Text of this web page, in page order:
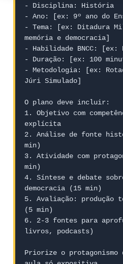
- Disciplina: História
- Ano: [ex: 9º ano do
- Tema: [ex: Ditadura
memória e democracia]
- Habilidade BNCC: [ex:
- Duração: [ex: 100
- Metodologia: [ex:
Júri Simulado]
O plano deve incluir:
1. Objetivo com
explícita
2. Análise de fonte
min)
3. Atividade com
min)
4. Síntese e debate
democracia (15 min)
5. Avaliação:
(5 min)
6. 2-3 fontes para
livros, podcasts)
Priorize o